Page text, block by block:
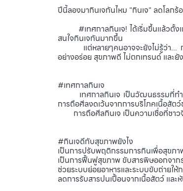
ปีนี้ลองมากินเจกันไหม "กินเจ" ลดโลกร้
#เทศกาลกินเจ! ได้เริ่มขึ้นแล้วตั้งแ
สนใจกินเจกันมากขึ้น
แต่หลายๆคนอาจจะยังไม่รู้ว่า... การ
อย่างอร่อย สุขภาพดี ไม่ตกเทรนด์ และ
#เทศกาลกินเจ
เทศกาลกินเจ เป็นวัฒนธรรมที่ทำสืบ
การถือศีลงดเว้นจากการบริโภคเนื้อสัต
การถือศีลกินเจ เป็นความเชื่อที่ชาว
#กินเจดีกับสุขภาพยังไง
เป็นการปรับพฤติกรรมการกินเพื่อสุขภา
เป็นการฟื้นฟูสุขภาพ ขับสารพิษออกจาก
ช่วยระบบย่อยอาหารและระบบขับถ่ายใ
ลดการรับสารปนเปื้อนจากเนื้อสัตว์ แล